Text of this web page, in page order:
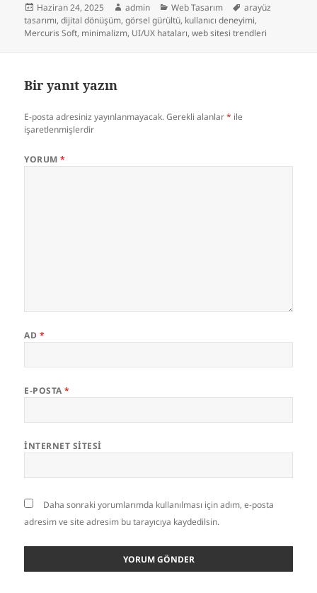
Yayın
tarihi
Haziran 24, 2025 Yazar
admin Kategoriler
Web Tasarım Etiketler
arayüz
tasarımı,dijital dönüşüm,görsel gürültü, kullanıcı deneyimi,
Mercuris Soft, minimalizm, UI/UX hataları,web sitesi trendleri
Bir yanıt yazın
E-posta adresiniz yayınlanmayacak. Gerekli alanlar* ile
işaretlenmişlerdir
YORUM*
AD *
E-POSTA*
İNTERNET SITESI
Daha sonraki yorumlarımda kullanılması için adım, e-posta
adresim ve site adresim bu tarayıcıya kaydedilsin.